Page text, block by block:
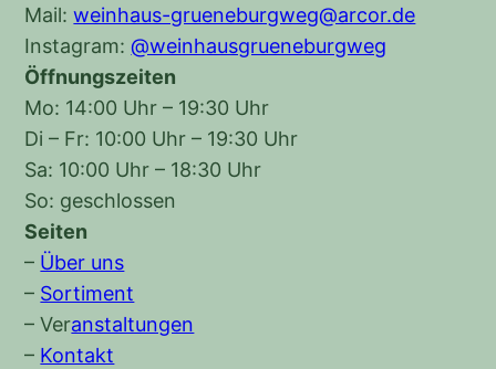
Mail:weinhaus-grueneburgweg@arcor.de
Instagram:@weinhausgrueneburgweg
Öffnungszeiten
Mo: 14:00 Uhr – 19:30 Uhr
Di – Fr: 10:00 Uhr – 19:30 Uhr
Sa: 10:00 Uhr – 18:30 Uhr
So: geschlossen
Seiten
– Über uns
– Sortiment
–Veranstaltungen
– Kontakt